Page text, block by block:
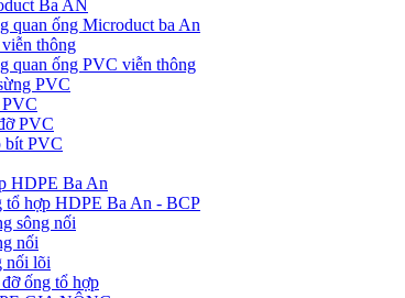
Ba AN
quan ống Microduct ba An
thông
quan ống PVC viễn thông
PVC
PVC
bít PVC
HDPE Ba An
tổ hợp HDPE Ba An - BCP
sông nối
nối
nối lõi
ống tổ hợp